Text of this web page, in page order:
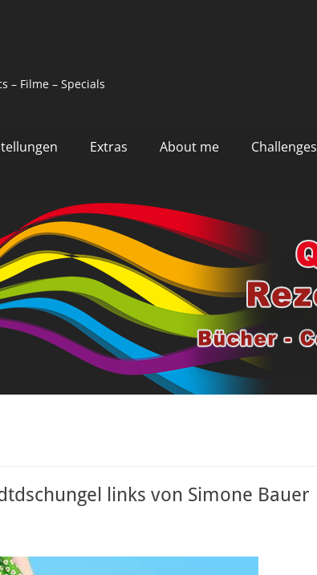
– Filme – Specials
Extras About me Challenges
links von Simone Bauer